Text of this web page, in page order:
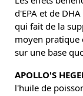
d'EPA et de
qui fait de la
moyen pratique
sur une base
APOLLO'S
l'huile de